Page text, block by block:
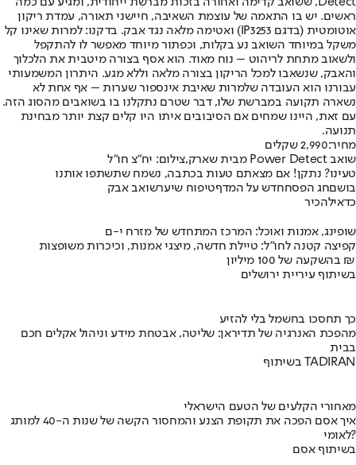
ראשים. יש בו התאמה של עוצמת השאיבה, חיישני תאורה, עמדת ריקון
אוטומטית (בדגם IP3253) ואטימה מלאה נגד אבק. בדקנו: למרות שאינו קל
משקל במיוחד השואב נע בקלות, וכפתור מיוחד מאפשר לו להתקפל
ולשאוב מתחת לריהוט – נוח מאוד. הוא אסף בצורה מיטבית את הלכלוך
והאבק, שנשאבו למכל הריקון בצורה מלאה וללא מגע. היתרון המשמעותי
עבורנו הוא העובדה שלמרות שאיבת אינספור שערות – אף אחת לא
נשארה תקועה במברשת שלו, דבר שטרם נתקלנו בו בשואבים מהסוג הזה.
עם זאת, היינו שמחים אם הסיבובים איתו היו קלים קצת יותר מבחינת
תנועה.
מחיר:2,990 שקלים
שואב Power Detect מבית שארק,צילום: יח"צ חו"ל
טעינו? נתקן! אם מצאתם טעות בכתבה, נשמח שתשתפו אותנו
בושםחג הפסחחדש על המדףטיפוח שיערשואב אבק
כדאילהכיר
שופינג, אמנות ואוכל: המרכז המתחדש של מזרח י-ם
קפיצה קטנה לחו"ל: טיילת חדשה, מיצגי אמנות, וכיכרות משופצות
בהשקעה של 100 מיליון ₪
בשיתוף עיריית ירושלים
כך תחסכו בחשמל בלי להזיע
מהפכת האנרגיה של תדיראן: שליטה, אבטחת מידע וניהול אקלים חכם
בבית
בשיתוף TADIRAN
מאחורי הקלעים של הטעם הישראלי
איך אסם הפכה את תקופת הצנע והמחסור הקשה של שנות ה-40 למותג
לאומי?
בשיתוף אסם